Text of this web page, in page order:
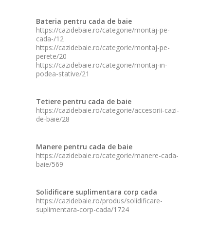
Bateria pentru cada de baie
https://cazidebaie.ro/categorie/montaj-pe-
cada-/12
https://cazidebaie.ro/categorie/montaj-pe-
perete/20
https://cazidebaie.ro/categorie/montaj-in-
podea-stative/21
Tetiere pentru cada de baie
https://cazidebaie.ro/categorie/accesorii-cazi-
de-baie/28
Manere pentru cada de baie
https://cazidebaie.ro/categorie/manere-cada-
baie/569
Solidificare suplimentara corp cada
https://cazidebaie.ro/produs/solidificare-
suplimentara-corp-cada/1724